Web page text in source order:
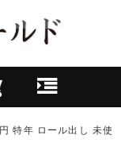
特年 ロール出し 未使